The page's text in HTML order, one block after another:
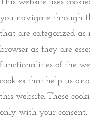
This website uses
you navigate through
that are categorized as
browser as they are
functionalities of the
cookies that help us
this website. These
only with your consent.